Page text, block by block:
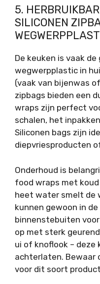
5.
SILICONEN
De keuken is vaak
wegwerpplastic in
(vaak van bijenwas
zipbags bieden een
wraps zijn perfect
schalen, het
Siliconen bags zijn
diepvriesproducten
Onderhoud is
food wraps met
heet water smelt de
kunnen gewoon in
binnenstebuiten
op met sterk
ui of knoflook – deze
achterlaten. Bewaar
voor dit soort